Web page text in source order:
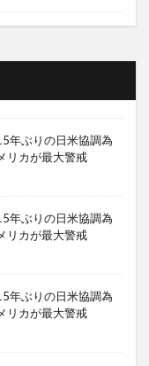
年ぶりの日米協調為
リカが最大警戒
年ぶりの日米協調為
リカが最大警戒
年ぶりの日米協調為
リカが最大警戒